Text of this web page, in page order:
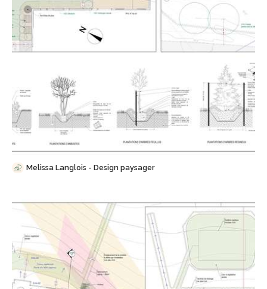
Sauvegarder
Melissa Langlois - Design paysager